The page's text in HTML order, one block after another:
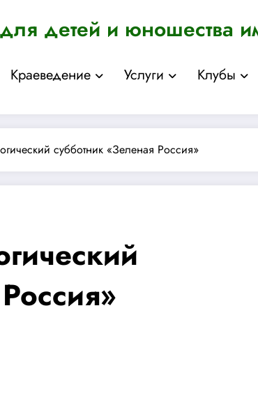
детей и юношества
Краеведение Услуги Клубы
субботник «Зеленая Россия»